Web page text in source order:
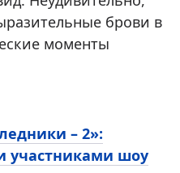
брови в
моменты
– 2»:
участниками шоу